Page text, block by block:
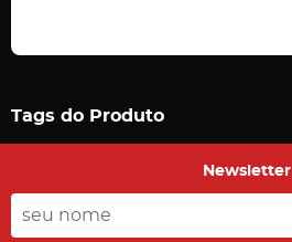
Tags do Produto
Newsletter